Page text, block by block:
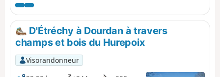
et aux confins de la Beauce dans sa partie Sud, dans des
paysages variés, entre plateaux et vallées et entre
champs et forêts. Elle présente la particularité
d'effectuer de nombreuses montées et descentes entre
plateau et vallées.
D'Étréchy à Dourdan à travers
champs et bois du Hurepoix
Visorandonneur